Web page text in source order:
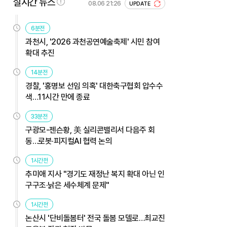
08.06 21:26 UPDATE
6분전
과천시, '2026 과천공연예술축제' 시민 참여
확대 추진
14분전
경찰, '홍명보 선임 의혹' 대한축구협회 압수수
색…11시간 만에 종료
33분전
구광모-젠슨황, 美 실리콘밸리서 다음주 회
동…로봇·피지컬AI 협력 논의
1시간전
추미애 지사 "경기도 재정난 복지 확대 아닌 인
구구조·낡은 세수체계 문제"
1시간전
논산시 '단비돌봄터' 전국 돌봄 모델로…최교진